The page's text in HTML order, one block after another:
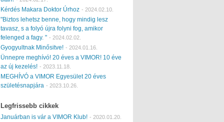
Kérdés Makara Doktor Úrhoz - 2024.02.10.
"Biztos lehetsz benne, hogy mindig lesz
tavasz, s a folyó újra folyni fog, amikor
felenged a fagy. " - 2024.02.02.
Gyogyultnak Minősitve! - 2024.01.16.
Ünnepre meghívó! 20 éves a VIMOR! 10 éve
az új kezelés! - 2023.11.18.
MEGHÍVÓ a VIMOR Egyesület 20 éves
születésnapjára - 2023.10.26.
Legfrissebb cikkek
Januárban is vár a VIMOR Klub! - 2020.01.20.